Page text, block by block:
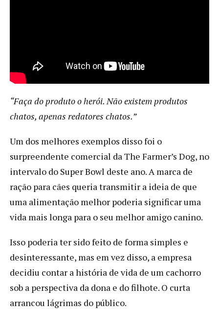
“Faça do produto o herói. Não existem produtos
chatos, apenas redatores chatos.”
Um dos melhores exemplos disso foi o
surpreendente comercial da The Farmer’s Dog, no
intervalo do Super Bowl deste ano. A marca de
ração para cães queria transmitir a ideia de que
uma alimentação melhor poderia significar uma
vida mais longa para o seu melhor amigo canino.
Isso poderia ter sido feito de forma simples e
desinteressante, mas em vez disso, a empresa
decidiu contar a história de vida de um cachorro
sob a perspectiva da dona e do filhote. O curta
arrancou lágrimas do público.